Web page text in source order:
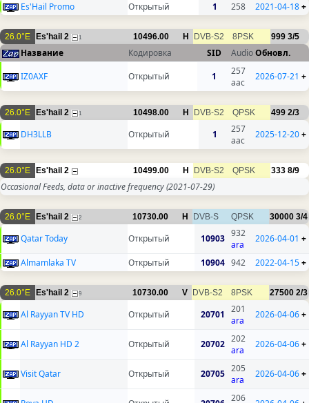
Es'Hail Promo Открытый 1 258 2021-04-18+
26.0°E Es'hail 2 1 10496.00 H DVB-S2 8PSK 999 3/5
Название Кодировка SID AudioОбновл.
IZ0AXF
Открытый 1
257
aac
2026-07-21 +
26.0°E Es'hail 2 1 10498.00 H DVB-S2 QPSK 499 2/3
DH3LLB Открытый 1
257
aac
2025-12-20+
26.0°E Es'hail 2 10499.00 H DVB-S2 QPSK 333 8/9
Occasional Feeds, data or inactive frequency(2021-07-29)
26.0°E Es'hail 2 2 10730.00 H DVB-S QPSK 30000 3/4
Qatar Today Открытый 10903 932
ara
2026-04-01 +
Almamlaka TV Открытый 10904 942 2022-04-15+
26.0°E Es'hail 2 9 10730.00 V DVB-S2 8PSK 27500 2/3
Al Rayyan TV HD Открытый 20701
201
ara
2026-04-06+
Al Rayyan HD 2 Открытый 20702 202
ara
2026-04-06+
Visit Qatar Открытый 20705 205
ara
2026-04-06+
206